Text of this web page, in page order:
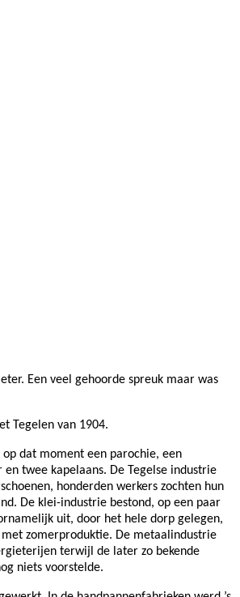
Een veel gehoorde spreuk maar was
Tegelen van 1904.
op dat moment een parochie, een
twee kapelaans. De Tegelse industrie
honderden werkers zochten hun
De klei-industrie bestond, op een paar
uit, door het hele dorp gelegen,
met zomerproduktie. De metaalindustrie
terwijl de later zo bekende
niets voorstelde.